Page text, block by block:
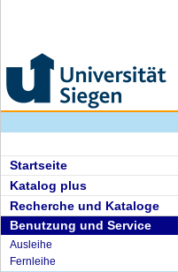
Startseite
Katalog plus
Recherche und Kataloge
Benutzung und Service
Ausleihe
Fernleihe